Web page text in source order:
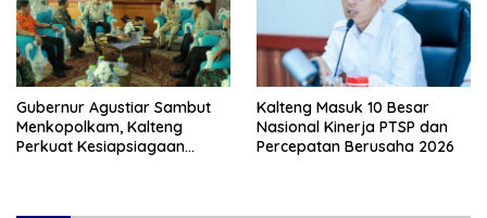
Gubernur Agustiar Sambut
Menkopolkam, Kalteng
Perkuat Kesiapsiagaan
Kalteng Masuk 10 Besar
Nasional Kinerja PTSP dan
Percepatan Berusaha 2026